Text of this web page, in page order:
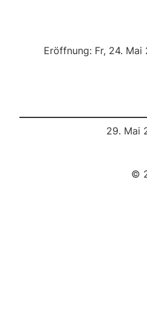
Eröffnung: Fr, 24. Mai
29. Mai
©